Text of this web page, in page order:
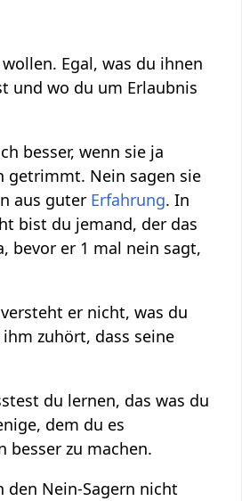
Egal, was du ihnen
und wo du um Erlaubnis
besser, wenn sie ja
getrimmt. Nein sagen sie
aus guter Erfahrung. In
bist du jemand, der das
bevor er 1 mal nein sagt,
er nicht, was du
zuhört, dass seine
du lernen, das was du
dem du es
besser zu machen.
den Nein-Sagern nicht